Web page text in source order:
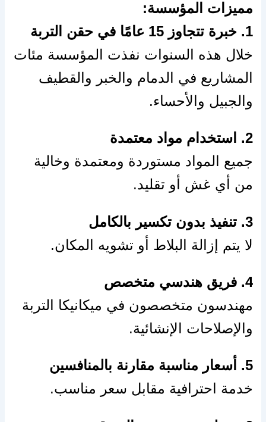
مميزات المؤسسة:
1. خبرة تتجاوز 15 عامًا في حقن التربة
خلال هذه السنوات نفذت المؤسسة مئات
المشاريع في الدمام والخبر والقطيف
والجبيل والأحساء.
2. استخدام مواد معتمدة
جميع المواد مستوردة ومعتمدة وخالية
من أي غش أو تقليد.
3. تنفيذ بدون تكسير بالكامل
لا يتم إزالة البلاط أو تشويه المكان.
4. فريق هندسي متخصص
مهندسون متخصصون في ميكانيكا التربة
والإصلاحات الإنشائية.
5. أسعار مناسبة مقارنة بالمنافسين
خدمة احترافية مقابل سعر مناسب.